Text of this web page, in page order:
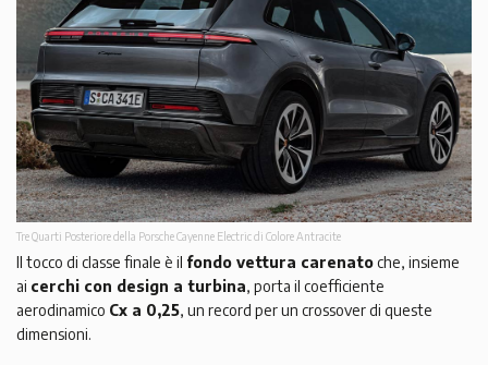
Tre Quarti Posteriore della Porsche Cayenne Electric di Colore Antracite
Il tocco di classe finale è il fondo vettura carenatoche, insieme
ai cerchi con design a turbina, porta il coefficiente
aerodinamico Cx a 0,25, un record per un crossover di queste
dimensioni.